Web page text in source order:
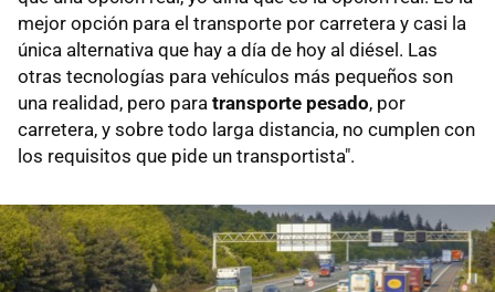
mejor opción para el transporte por carretera y casi la
única alternativa que hay a día de hoy al diésel. Las
otras tecnologías para vehículos más pequeños son
una realidad, pero para transporte pesado, por
carretera, y sobre todo larga distancia, no cumplen con
los requisitos que pide un transportista".